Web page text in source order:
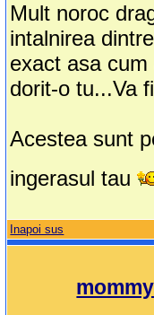
Mult noroc
intalnirea
exact asa
dorit-o tu...Va
Acestea sunt
ingerasul tau
Inapoi sus
mommy